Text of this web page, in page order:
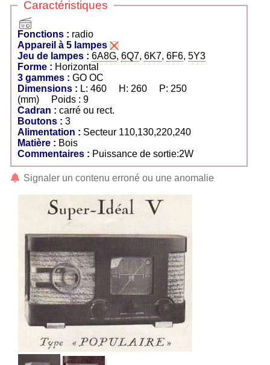
Caractéristiques
Fonctions : radio
Appareil à 5 lampes
Jeu de lampes : 6A8G, 6Q7, 6K7, 6F6, 5Y3
Forme : Horizontal
3 gammes :
GO OC
Dimensions : L: 460 H: 260 P: 250
(mm) Poids : 9
Cadran : carré ou rect.
Boutons : 3
Alimentation :
Secteur 110,130,220,240
Matière : Bois
Commentaires : Puissance de sortie:2W
Signaler un contenu erroné ou une anomalie